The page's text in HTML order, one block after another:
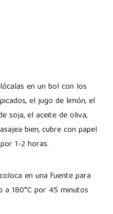
en un bol con los
el jugo de limón, el
soja, el aceite de oliva,
bien, cubre con papel
1-2 horas.
en una fuente para
180°C por 45 minutos